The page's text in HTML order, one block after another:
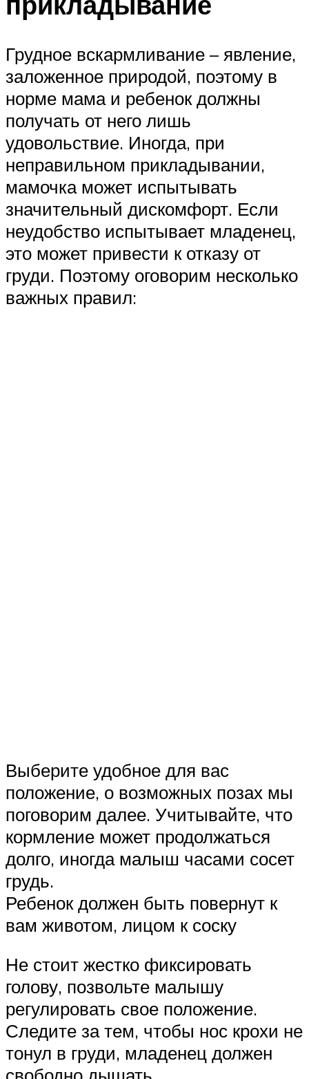
Грудное вскармливание – явление,
заложенное природой, поэтому в
норме мама и ребенок должны
получать от него лишь
удовольствие. Иногда, при
неправильном прикладывании,
мамочка может испытывать
значительный дискомфорт. Если
неудобство испытывает младенец,
это может привести к отказу от
груди. Поэтому оговорим несколько
важных правил:
Выберите удобное для вас
положение, о возможных позах мы
поговорим далее. Учитывайте, что
кормление может продолжаться
долго, иногда малыш часами сосет
грудь.
Ребенок должен быть повернут к
вам животом, лицом к соску
Не стоит жестко фиксировать
голову, позвольте малышу
регулировать свое положение.
Следите за тем, чтобы нос крохи не
тонул в груди, младенец должен